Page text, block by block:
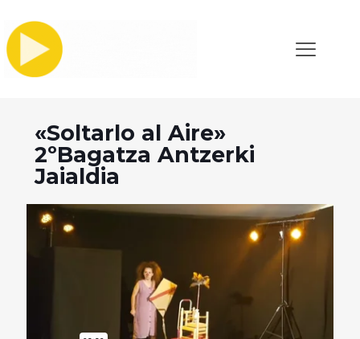
«Soltarlo al Aire»
2ºBagatza Antzerki
Jaialdia